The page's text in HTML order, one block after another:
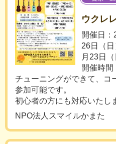
ウクレ
開催日：
26日（
月23日
開催時
チューニングができて、コ
参加可能です。
初心者の方にも対応いたし
NPO法人スマイルかまた